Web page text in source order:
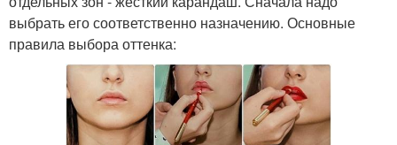
выбрать его соответственно назначению. Основные
правила выбора оттенка: